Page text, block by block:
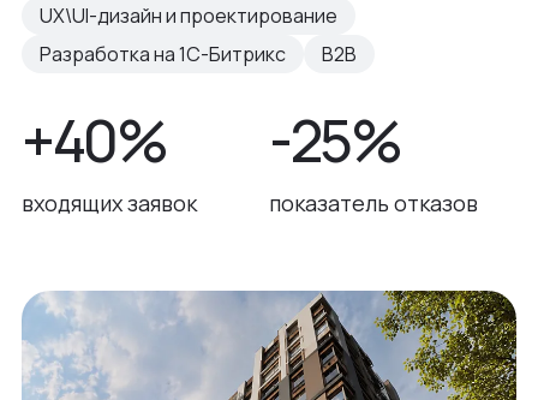
UX\UI-дизайн и проектирование
Разработка на 1С-Битрикс
B2B
+40%
входящих заявок
-25%
показатель отказов